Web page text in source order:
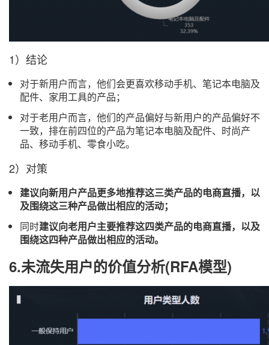
1）结论
对于新用户而言，他们会更喜欢移动手机、笔记本电脑及
配件、家用工具的产品；
对于老用户而言，他们的产品偏好与新用户的产品偏好不
一致，排在前四位的产品为笔记本电脑及配件、时尚产
品、移动手机、零食小吃。
2）对策
建议向新用户产品更多地推荐这三类产品的电商直播，以
及围绕这三种产品做出相应的活动；
同时建议向老用户主要推荐这四类产品的电商直播，以及
围绕这四种产品做出相应的活动。
6.未流失用户的价值分析(RFA模型)